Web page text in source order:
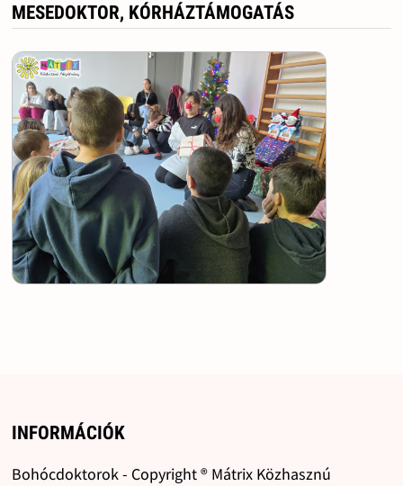
MESEDOKTOR, KÓRHÁZTÁMOGATÁS
INFORMÁCIÓK
Bohócdoktorok - Copyright ® Mátrix Közhasznú